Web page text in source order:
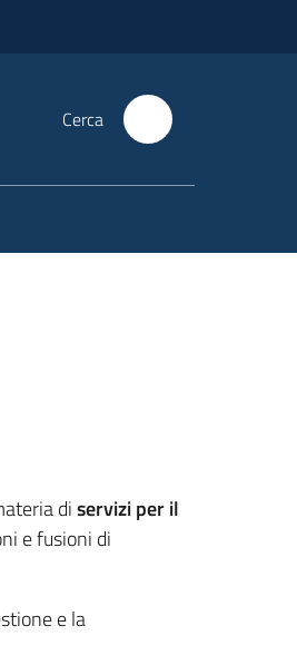
Cerca
diservizi per il
e fusioni di
e la